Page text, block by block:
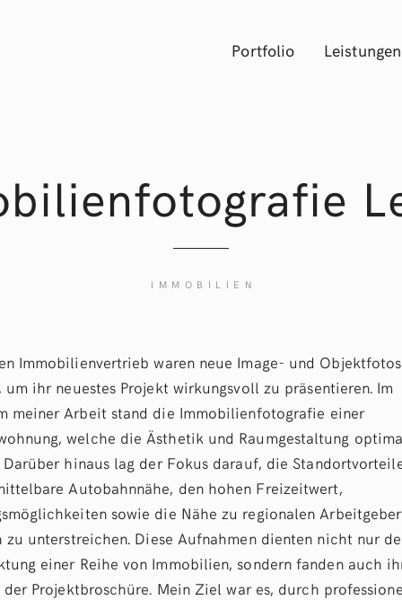
Portfolio Leistungen
IMMOBILIEN
Immobilienvertrieb waren neue Image- und Objektfotos
um ihr neuestes Projekt wirkungsvoll zu präsentieren. Im
meiner Arbeit stand die Immobilienfotografie einer
welche die Ästhetik und Raumgestaltung
hinaus lag der Fokus darauf, die
Autobahnnähe, den hohen Freizeitwert,
sowie die Nähe zu regionalen
unterstreichen. Diese Aufnahmen dienten nicht nur
einer Reihe von Immobilien, sondern fanden auch
Projektbroschüre. Mein Ziel war es, durch